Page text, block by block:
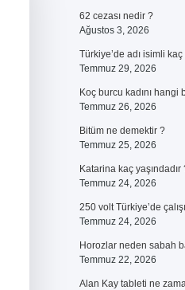
62 cezası nedir ?
Ağustos 3, 2026
Türkiye’de adı isimli
Temmuz 29, 2026
Koç burcu kadını
Temmuz 26, 2026
Bitüm ne demektir ?
Temmuz 25, 2026
Katarina kaç yaşındadır
Temmuz 24, 2026
250 volt Türkiye’de
Temmuz 24, 2026
Horozlar neden sabah
Temmuz 22, 2026
Alan Kay tableti ne